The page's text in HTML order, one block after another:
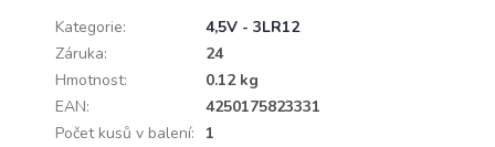
Kategorie:
4,5V - 3LR12
Záruka:
24
Hmotnost:
0.12 kg
EAN:
4250175823331
Počet kusů v balení:
1